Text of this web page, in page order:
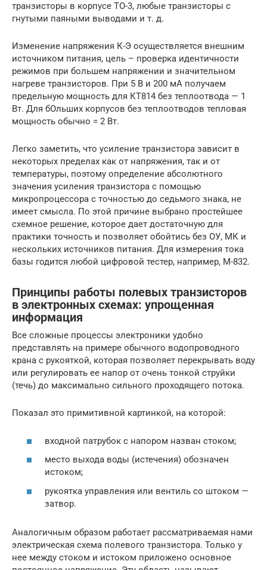
транзисторы в корпусе ТО-3, любые транзисторы с
гнутыми паяными выводами и т. д.
Изменение напряжения К-Э осуществляется внешним
источником питания, цель – проверка идентичности
режимов при большем напряжении и значительном
нагреве транзисторов. При 5 В и 200 мА получаем
предельную мощность для КТ814 без теплоотвода — 1
Вт. Для бОльших корпусов без теплоотводов тепловая
мощность обычно = 2 Вт.
Легко заметить, что усиление транзистора зависит в
некоторых пределах как от напряжения, так и от
температуры, поэтому определение абсолютного
значения усиления транзистора с помощью
микропроцессора с точностью до седьмого знака, не
имеет смысла. По этой причине выбрано простейшее
схемное решение, которое дает достаточную для
практики точность и позволяет обойтись без ОУ, МК и
нескольких источников питания. Для измерения тока
базы годится любой цифровой тестер, например, М-832.
Принципы работы полевых транзисторов
в электронных схемах: упрощенная
информация
Все сложные процессы электроники удобно
представлять на примере обычного водопроводного
крана с рукояткой, которая позволяет перекрывать воду
или регулировать ее напор от очень тонкой струйки
(течь) до максимально сильного проходящего потока.
Показал это примитивной картинкой, на которой:
входной патрубок с напором назван стоком;
место выхода воды (истечения) обозначен
истоком;
рукоятка управления или вентиль со штоком —
затвор.
Аналогичным образом работает рассматриваемая нами
электрическая схема полевого транзистора. Только у
нее между стоком и истоком приложено основное